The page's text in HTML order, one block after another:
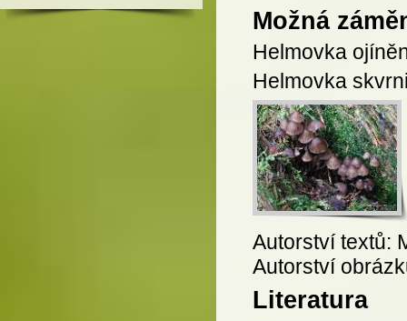
Možná
Helmovka
Helmovka
Autorství textů:
Autorství
Literatura